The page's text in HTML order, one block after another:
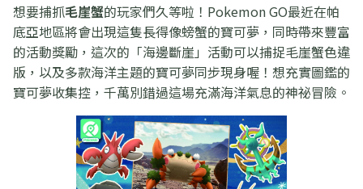
想要捕抓毛崖蟹的玩家們久等啦！Pokemon GO最近在帕
底亞地區將會出現這隻長得像螃蟹的寶可夢，同時帶來豐富
的活動獎勵，這次的「海邊斷崖」活動可以捕捉毛崖蟹色違
版，以及多款海洋主題的寶可夢同步現身喔！想充實圖鑑的
寶可夢收集控，千萬別錯過這場充滿海洋氣息的神祕冒險。